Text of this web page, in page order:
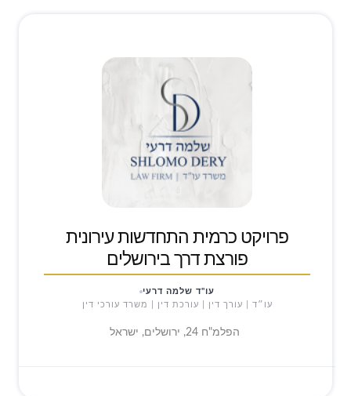
פרויקט כרמית התחדשות עירונית
פורצת דרך בירושלים
עו"ד שלמה דרעי
עו״ד | עורך דין | עורכת דין | משרד עורכי דין
הפלמ"ח 24, ירושלים, ישראל